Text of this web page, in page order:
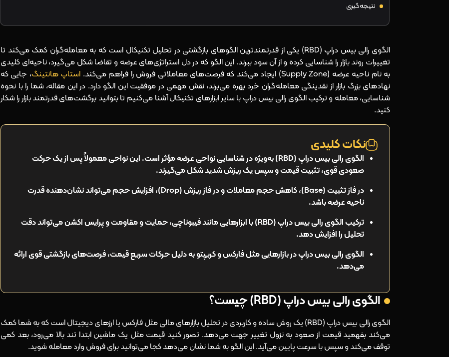
نتیجه‌گیری
الگوی رالی بیس دراپ (RBD) یکی از قدرتمندترین الگوهای بازگشتی در تحلیل تکنیکال است که به معامله‌گران کمک می‌کند تا
تغییرات روند بازار را شناسایی کرده و از آن سود ببرند. این الگو که در دل استراتژی‌های عرضه و تقاضا شکل می‌گیرد، ناحیه‌ای کلیدی
به نام ناحیه عرضه (Supply Zone) ایجاد می‌کند که فرصت‌های معاملاتی فروش را فراهم می‌کند.
استاپ هانتینگ، جایی که
نهادهای بزرگ بازار از نقدینگی معامله‌گران خرد بهره می‌برند، نقش مهمی در موفقیت این الگو دارد. در این مقاله، شما را با نحوه
شناسایی، معامله و ترکیب الگوی رالی بیس دراپ با سایر ابزارهای تکنیکال آشنا می‌کنیم تا بتوانید برگشت‌های قدرتمند بازار را شکار
کنید.
نکات کلیدی
الگوی رالی بیس دراپ (RBD) به‌ویژه در شناسایی نواحی عرضه مؤثر است. این نواحی معمولاً پس از یک حرکت
صعودی قوی، تثبیت قیمت و سپس یک ریزش شدید شکل می‌گیرند.
در فاز تثبیت (Base)، کاهش حجم معاملات و در فاز ریزش (Drop)، افزایش حجم می‌تواند نشان‌دهنده قدرت
ناحیه عرضه باشد.
ترکیب الگوی رالی بیس دراپ (RBD) با ابزارهایی مانند فیبوناچی، حمایت و مقاومت و پرایس اکشن می‌تواند دقت
تحلیل را افزایش دهد.
الگوی رالی بیس دراپ در بازارهایی مثل فارکس و کریپتو به دلیل حرکات سریع قیمت، فرصت‌های بازگشتی قوی ارائه
می‌دهد.
الگوی رالی بیس دراپ (RBD) چیست؟
الگوی رالی بیس دراپ (RBD) یک روش ساده و کاربردی در تحلیل بازارهای مالی مثل فارکس یا ارزهای دیجیتال است که به شما کمک
می‌کند بفهمید قیمت از صعود به نزول تغییر جهت می‌دهد. تصور کنید قیمت مثل یک ماشین ابتدا تند بالا می‌رود، بعد کمی
توقف می‌کند و سپس با سرعت پایین می‌آید. این الگو به شما نشان می‌دهد کجا می‌توانید برای فروش وارد معامله شوید.